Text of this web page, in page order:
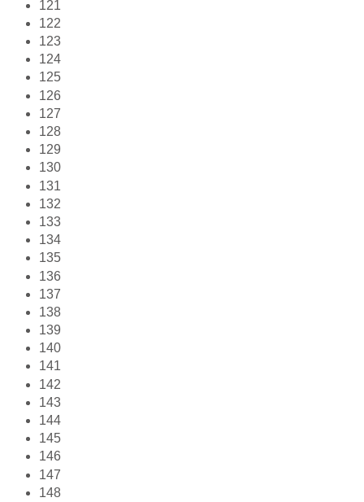
121
122
123
124
125
126
127
128
129
130
131
132
133
134
135
136
137
138
139
140
141
142
143
144
145
146
147
148